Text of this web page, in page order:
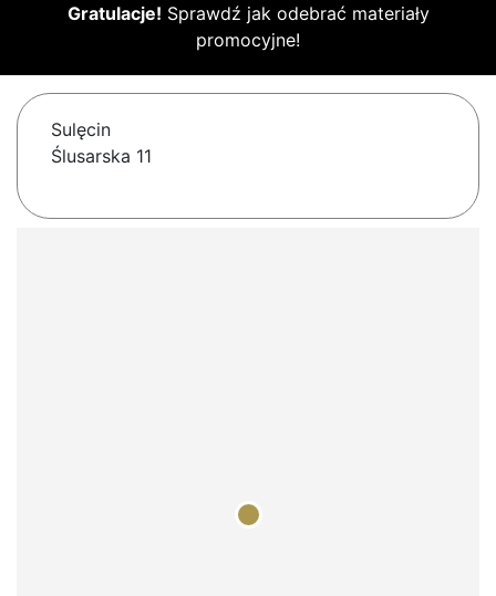
Gratulacje! Sprawdź jak odebrać materiały
promocyjne!
Sulęcin
Ślusarska 11